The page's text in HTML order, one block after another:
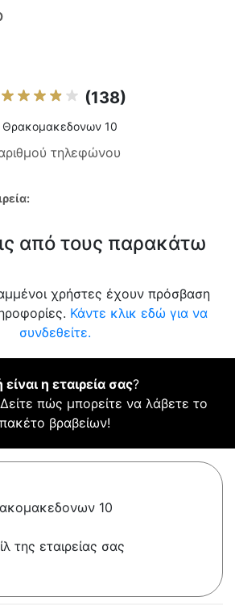
(138)
10
τηλεφώνου
από τους παρακάτω
χρήστες έχουν πρόσβαση
Κάντε κλικ εδώ για να
συνδεθείτε.
η εταιρεία σας?
Δείτε πώς μπορείτε να λάβετε το
πακέτο βραβείων!
10
της εταιρείας σας